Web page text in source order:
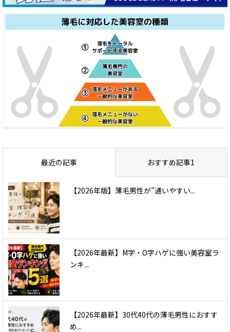
最近の記事 おすすめ記事1
【2026年版】薄毛男性が”通いやすい...
【2026年最新】M字・O字ハゲに強い美容室ラ
ンキ...
【2026年最新】30代40代の薄毛男性におすす
め...